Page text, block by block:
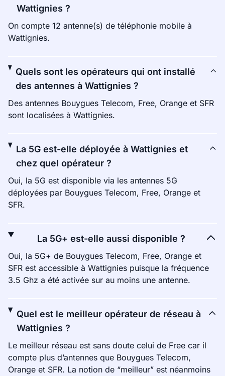
Wattignies ?
On compte 12 antenne(s) de téléphonie mobile à
Wattignies.
Quels sont les opérateurs qui ont installé
des antennes à Wattignies ?
Des antennes Bouygues Telecom, Free, Orange et SFR
sont localisées à Wattignies.
La 5G est-elle déployée à Wattignies et
chez quel opérateur ?
Oui, la 5G est disponible via les antennes 5G
déployées par Bouygues Telecom, Free, Orange et
SFR.
La 5G+ est-elle aussi disponible ?
Oui, la 5G+ de Bouygues Telecom, Free, Orange et
SFR est accessible à Wattignies puisque la fréquence
3.5 Ghz a été activée sur au moins une antenne.
Quel est le meilleur opérateur de réseau à
Wattignies ?
Le meilleur réseau est sans doute celui de Free car il
compte plus d’antennes que Bouygues Telecom,
Orange et SFR. La notion de “meilleur” est néanmoins